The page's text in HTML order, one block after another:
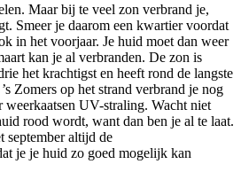
Maar bij te veel zon verbrand je,
Smeer je daarom een kwartier voordat
in het voorjaar. Je huid moet dan weer
kan je al verbranden. De zon is
het krachtigst en heeft rond de langste
Zomers op het strand verbrand je nog
weerkaatsen UV-straling. Wacht niet
rood wordt, want dan ben je al te laat.
september altijd de
je je huid zo goed mogelijk kan